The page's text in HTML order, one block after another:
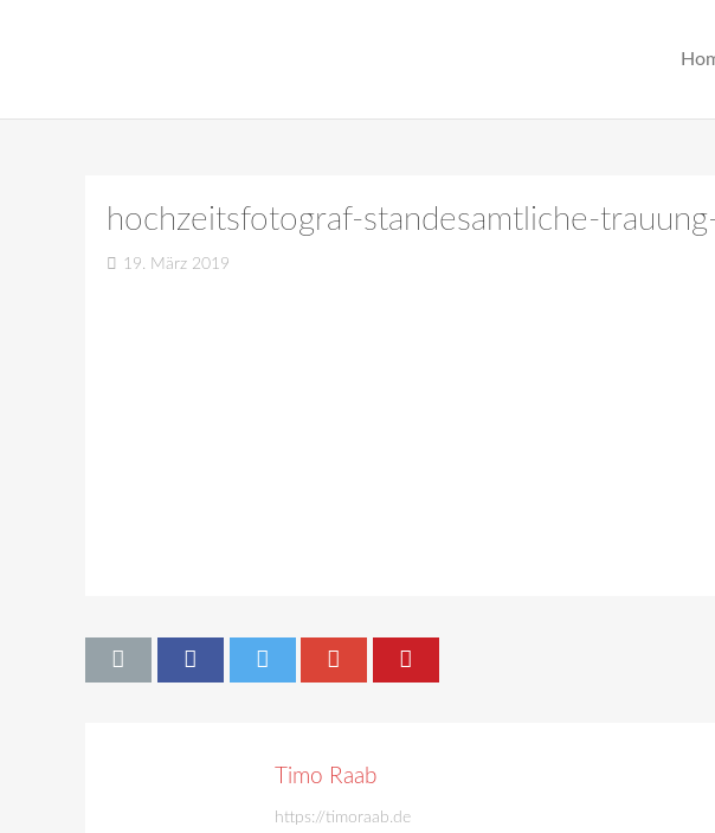
hochzeitsfotograf-standesamtliche-
19. März 2019
Timo Raab
https://timoraab.de